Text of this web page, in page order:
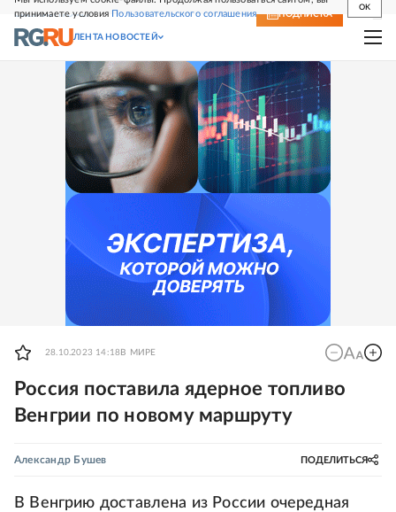
принимаете условия Пользовательского соглашения
OK
СВЕЖИЙ НОМЕР ПОДПИСКА
ЛЕНТА НОВОСТЕЙ
28.10.2023 14:18 В МИРЕ
Россия поставила ядерное топливо
Венгрии по новому маршруту
Александр Бушев ПОДЕЛИТЬСЯ
В Венгрию доставлена из России очередная